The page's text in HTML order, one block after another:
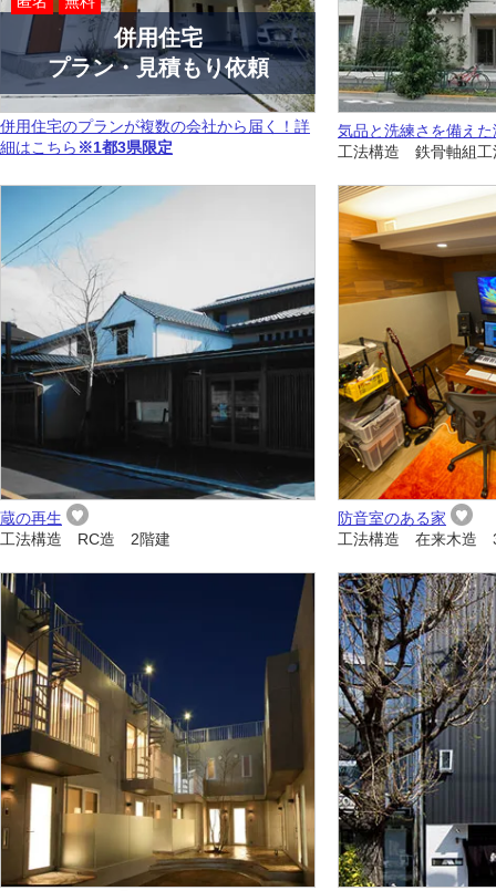
併用住宅
プラン・見積もり依頼
併用住宅のプランが複数の会社から届く！詳
細はこちら ※1都3県限定
気品と洗練さを備え
工法構造 鉄骨軸組工
蔵の再生
工法構造 RC造 2階建
防音室のある家
工法構造 在来木造